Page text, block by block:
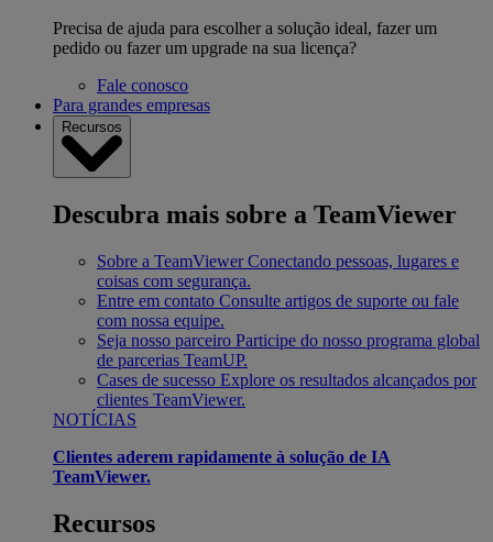
Precisa de ajuda para escolher a solução ideal, fazer um
pedido ou fazer um upgrade na sua licença?
Fale conosco
Para grandes empresas
Recursos
Descubra mais sobre a TeamViewer
Sobre a TeamViewer Conectando pessoas, lugares e
coisas com segurança.
Entre em contato Consulte artigos de suporte ou fale
com nossa equipe.
Seja nosso parceiro Participe do nosso programa global
de parcerias TeamUP.
Cases de sucesso Explore os resultados alcançados por
clientes TeamViewer.
NOTÍCIAS
Clientes aderem rapidamente à solução de IA
TeamViewer.
Recursos